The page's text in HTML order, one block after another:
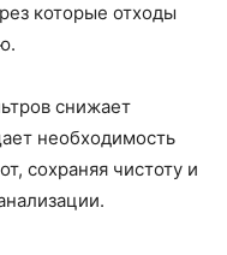
которые отходы
снижает
необходимость
сохраняя чистоту и